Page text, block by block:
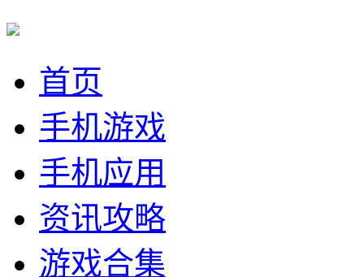
首页
手机游戏
手机应用
资讯攻略
游戏合集